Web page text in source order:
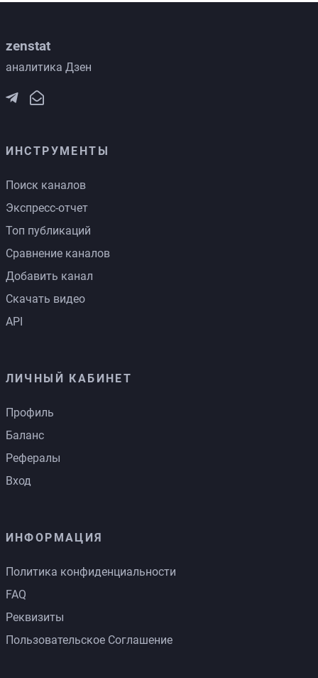
zenstat
аналитика Дзен
ИНСТРУМЕНТЫ
Поиск каналов
Экспресс-отчет
Топ публикаций
Сравнение каналов
Добавить канал
Скачать видео
API
ЛИЧНЫЙ КАБИНЕТ
Профиль
Баланс
Рефералы
Вход
ИНФОРМАЦИЯ
Политика конфиденциальности
FAQ
Реквизиты
Пользовательское Соглашение